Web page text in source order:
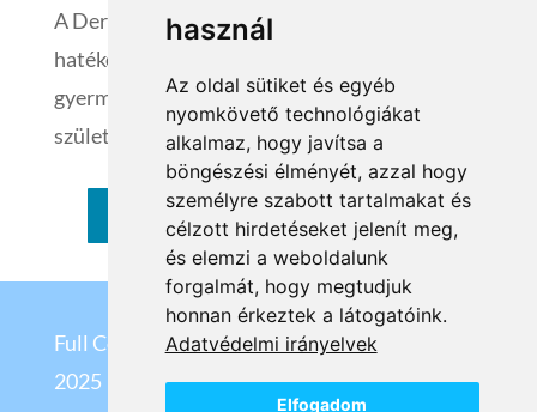
használ
Az oldal sütiket és egyéb
nyomkövető technológiákat
alkalmaz, hogy javítsa a
böngészési élményét, azzal hogy
személyre szabott tartalmakat és
célzott hirdetéseket jelenít meg,
és elemzi a weboldalunk
forgalmát, hogy megtudjuk
honnan érkeztek a látogatóink.
Adatvédelmi irányelvek
Elfogadom
12.999 Ft.10.399 Ft.
A Dermedic Baby demokozmetikumok
hatékony megoldást nyújtanak a csecsemők és
gyermekek atópiás bőrének kezelésére. A
születés első napjától alkalmazható.
VISSZA A KATEGÓRIÁKHOZ
Full Cosmetix Kft©
2025